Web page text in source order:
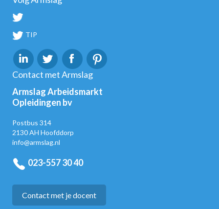
TIP
Contact met Armslag
Armslag Arbeidsmarkt
Opleidingen bv
Postbus 314
2130 AH Hoofddorp
info@armslag.nl
023-557 30 40
Contact met je docent